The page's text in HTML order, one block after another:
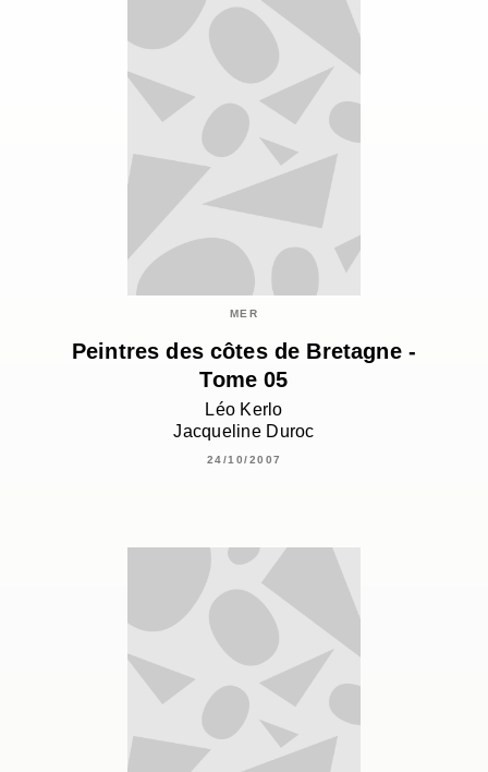
MER
Peintres des côtes de Bretagne -
Tome 05
Léo Kerlo
Jacqueline Duroc
24/10/2007